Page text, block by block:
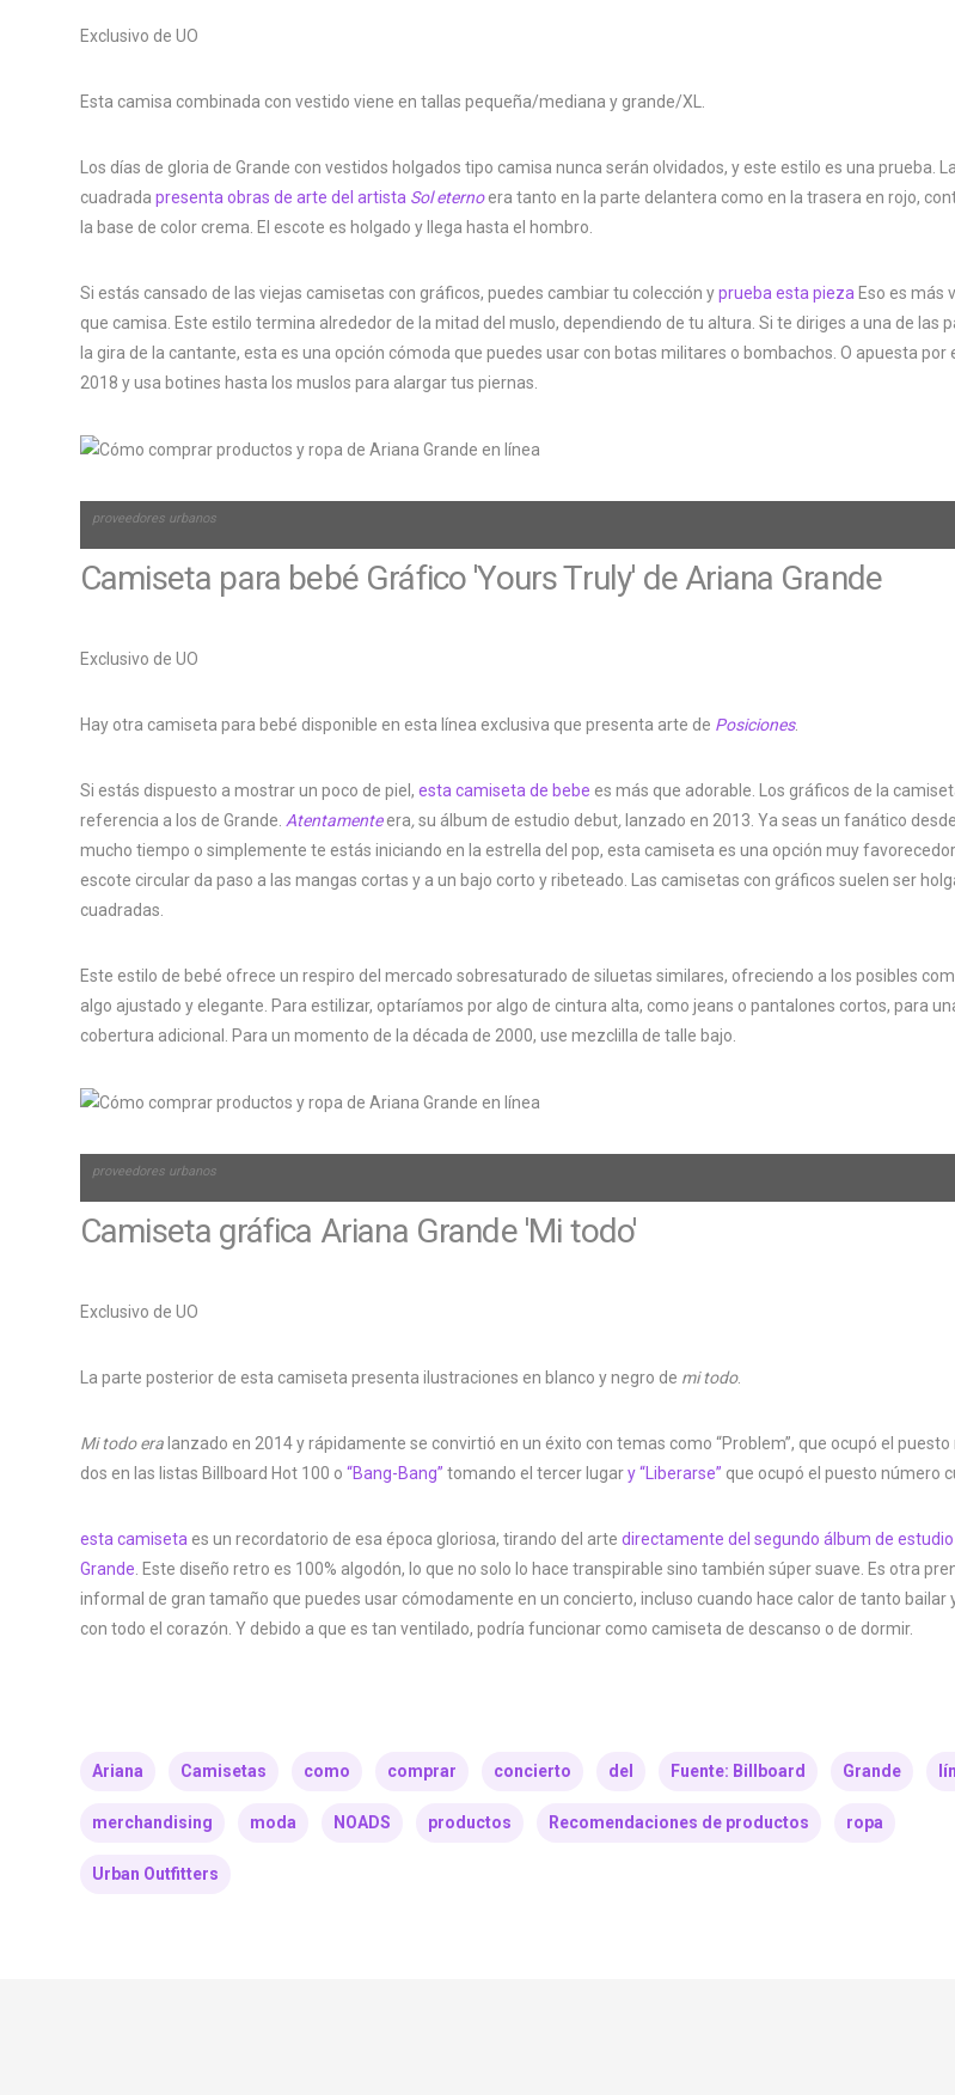
Exclusivo de UO
Esta camisa combinada con vestido viene en tallas pequeña/mediana y grande/XL.
Los días de gloria de Grande con vestidos holgados tipo camisa nunca serán olvidados, y este estilo es una prueba.
cuadrada presenta obras de arte del artista Sol eternoera tanto en la parte delantera como en la trasera en rojo,
la base de color crema. El escote es holgado y llega hasta el hombro.
Si estás cansado de las viejas camisetas con gráficos, puedes cambiar tu colección yprueba esta pieza Eso es más
que camisa. Este estilo termina alrededor de la mitad del muslo, dependiendo de tu altura. Si te diriges a una de las
la gira de la cantante, esta es una opción cómoda que puedes usar con botas militares o bombachos. O apuesta por
2018 y usa botines hasta los muslos para alargar tus piernas.
proveedores urbanos
Camiseta para bebé Gráfico 'Yours Truly' de Ariana Grande
Exclusivo de UO
Hay otra camiseta para bebé disponible en esta línea exclusiva que presenta arte de Posiciones.
Si estás dispuesto a mostrar un poco de piel, esta camiseta de bebe es más que adorable. Los gráficos de la
referencia a los de Grande. Atentamenteera,su álbum de estudio debut, lanzado en 2013. Ya seas un fanático
mucho tiempo o simplemente te estás iniciando en la estrella del pop, esta camiseta es una opción muy
escote circular da paso a las mangas cortas y a un bajo corto y ribeteado. Las camisetas con gráficos suelen ser
cuadradas.
Este estilo de bebé ofrece un respiro del mercado sobresaturado de siluetas similares, ofreciendo a los posibles
algo ajustado y elegante. Para estilizar, optaríamos por algo de cintura alta, como jeans o pantalones cortos, para
cobertura adicional. Para un momento de la década de 2000, use mezclilla de talle bajo.
proveedores urbanos
Camiseta gráfica Ariana Grande 'Mi todo'
Exclusivo de UO
La parte posterior de esta camiseta presenta ilustraciones en blanco y negro de mi todo.
Mi todo era lanzado en 2014 y rápidamente se convirtió en un éxito con temas como “Problem”, que ocupó el
dos en las listas Billboard Hot 100 o “Bang-Bang” tomando el tercer lugary “Liberarse” que ocupó el puesto número
esta camiseta es un recordatorio de esa época gloriosa, tirando del arte directamente del segundo álbum de estudio
Grande . Este diseño retro es 100% algodón, lo que no solo lo hace transpirable sino también súper suave. Es otra
informal de gran tamaño que puedes usar cómodamente en un concierto, incluso cuando hace calor de tanto bailar
con todo el corazón. Y debido a que es tan ventilado, podría funcionar como camiseta de descanso o de dormir.
Ariana Camisetas como comprar concierto del Fuente: Billboard Grande
merchandising moda NOADS productos Recomendaciones de productos ropa
Urban Outfitters